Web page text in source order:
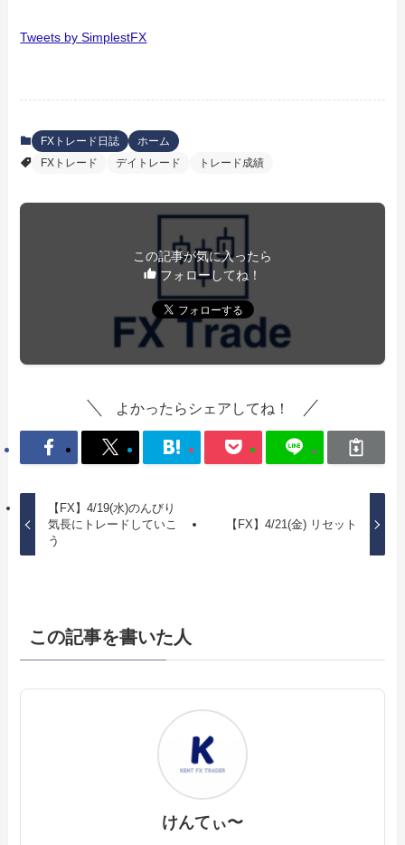
Tweets by SimplestFX
FXトレード日誌
ホーム
FXトレード
デイトレード トレード成績
この記事が気に入ったら
フォローしてね！
よかったらシェアしてね！
【FX】4/19(水)のんびり
気長にトレードしていこ
う
【FX】4/21(金) リセット
この記事を書いた人
けんてぃ〜